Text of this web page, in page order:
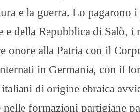
e la guerra. Lo pagarono
e della Repubblica di Salò,
onore alla Patria con il
in Germania, con il
di origine ebraica
formazioni partigiane